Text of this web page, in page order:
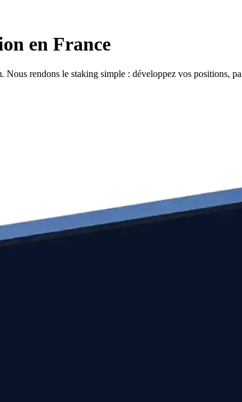
en France
rendons le staking simple : développez vos positions,